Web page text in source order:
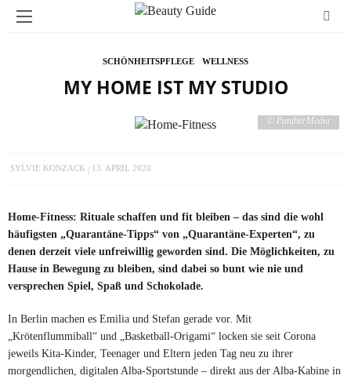
SCHÖNHEITSPFLEGE WELLNESS
MY HOME IST MY STUDIO
© PantherMedia
SYLVIE KONZACK 13. APRIL 2020
Home-Fitness: Rituale schaffen und fit bleiben – das sind die wohl
häufigsten „Quarantäne-Tipps“ von „Quarantäne-Experten“, zu
denen derzeit viele unfreiwillig geworden sind. Die Möglichkeiten, zu
Hause in Bewegung zu bleiben, sind dabei so bunt wie nie und
versprechen Spiel, Spaß und Schokolade.
In Berlin machen es Emilia und Stefan gerade vor. Mit
„Krötenflummiball“ und „Basketball-Origami“ locken sie seit Corona
jeweils Kita-Kinder, Teenager und Eltern jeden Tag neu zu ihrer
morgendlichen, digitalen Alba-Sportstunde – direkt aus der Alba-Kabine in